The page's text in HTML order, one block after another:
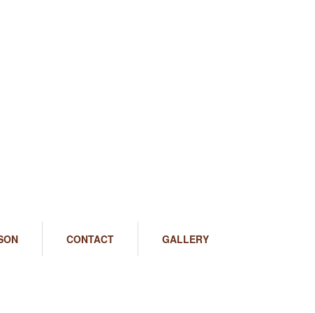
CONTACT GALLERY